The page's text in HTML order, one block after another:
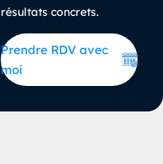
résultats concrets.
Prendre RDV avec
moi